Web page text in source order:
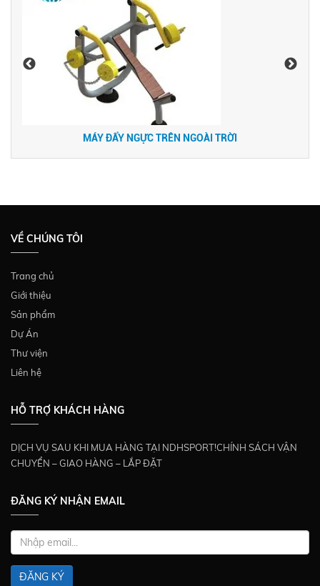
MÁY ĐẨY NGỰC TRÊN NGOÀI TRỜI
VỀ CHÚNG TÔI
Trang chủ
Giới thiệu
Sản phẩm
Dự Án
Thư viện
Liên hệ
HỖ TRỢ KHÁCH HÀNG
DỊCH VỤ SAU KHI MUA HÀNG TẠI NDHSPORT!CHÍNH SÁCH VẬN
CHUYỂN – GIAO HÀNG – LẮP ĐẶT
ĐĂNG KÝ NHẬN EMAIL
ĐĂNG KÝ